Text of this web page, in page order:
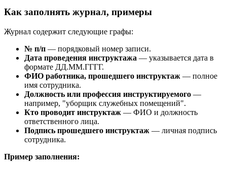
Как заполнять журнал, примеры
Журнал содержит следующие графы:
№ п/п — порядковый номер записи.
Дата проведения инструктажа — указывается дата в
формате ДД.ММ.ГГГГ.
ФИО работника, прошедшего инструктаж — полное
имя сотрудника.
Должность или профессия инструктируемого —
например, "уборщик служебных помещений".
Кто проводит инструктаж — ФИО и должность
ответственного лица.
Подпись прошедшего инструктаж — личная подпись
сотрудника.
Пример заполнения: